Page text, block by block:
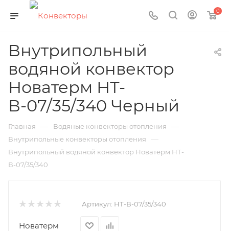
0
Внутрипольный
водяной конвектор
Новатерм НТ-
В-07/35/340 Черный
Главная — Водяные конвекторы отопления —
Внутрипольные конвекторы отопления —
Внутрипольный водяной конвектор Новатерм НТ-
В-07/35/340
Артикул: НТ-В-07/35/340
Новатерм